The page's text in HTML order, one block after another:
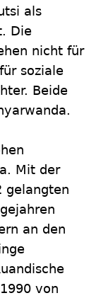
als
Die
nicht für
soziale
Beide
Mit der
gelangten
an den
von